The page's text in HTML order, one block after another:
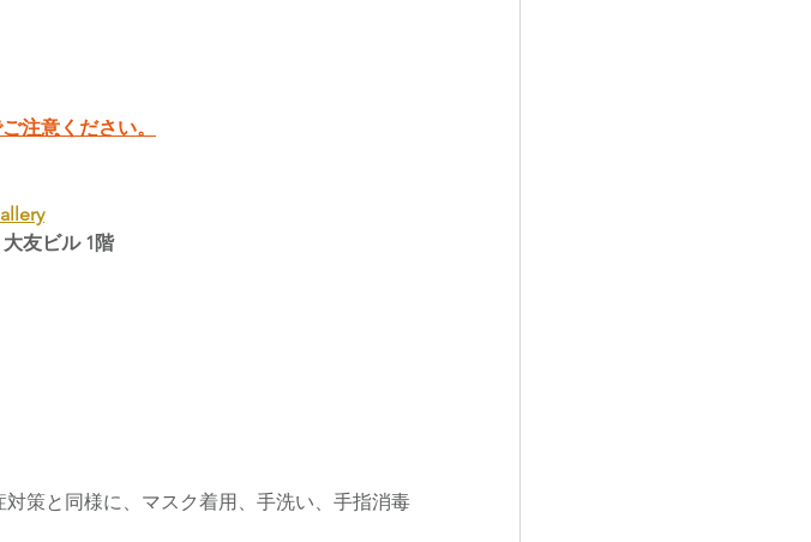
注意ください。
友ビル 1階
策と同様に、マスク着用、手洗い、手指消毒